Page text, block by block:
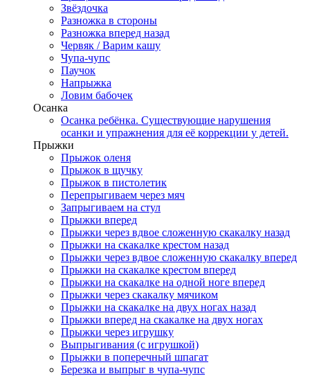
Звёздочка
Разножка в стороны
Разножка вперед назад
Червяк / Варим кашу
Чупа-чупс
Паучок
Напрыжка
Ловим бабочек
Осанка
Осанка ребёнка. Существующие нарушения
осанки и упражнения для её коррекции у детей.
Прыжки
Прыжок оленя
Прыжок в щучку
Прыжок в пистолетик
Перепрыгиваем через мяч
Запрыгиваем на стул
Прыжки вперед
Прыжки через вдвое сложенную скакалку назад
Прыжки на скакалке крестом назад
Прыжки через вдвое сложенную скакалку вперед
Прыжки на скакалке крестом вперед
Прыжки на скакалке на одной ноге вперед
Прыжки через скакалку мячиком
Прыжки на скакалке на двух ногах назад
Прыжки вперед на скакалке на двух ногах
Прыжки через игрушку
Выпрыгивания (с игрушкой)
Прыжки в поперечный шпагат
Березка и выпрыг в чупа-чупс